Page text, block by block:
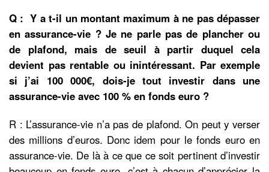
Q : ​ Y a t-il un montant maximum à ne pas dépasser
en assurance-vie ? ​Je ne parle pas de plancher ou
de plafond, mais de seuil à partir duquel cela
devient pas rentable ou inintéressant. Par exemple
si j’ai 100 000€, dois-je tout investir dans une
assurance-vie avec 100 % en fonds euro ?
R : L’assurance-vie n’a pas de plafond. On peut y verser
des millions d’euros. Donc idem pour le fonds euro en
assurance-vie. De là à ce que ce soit pertinent d’investir